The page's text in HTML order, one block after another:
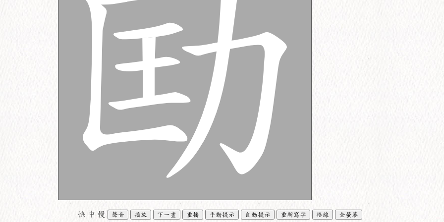
快 中 慢 聲音 播放 下一畫 重播 手動提示 自動提示 重新寫字 格線 全螢幕